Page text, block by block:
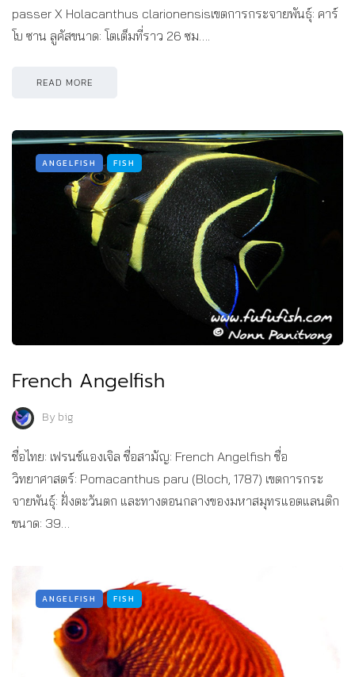
passer X Holacanthus clarionensisเขตการกระจายพันธุ์: คาร์
โบ ซาน ลูคัสขนาด: โตเต็มที่ราว 26 ซม….
READ MORE
ANGELFISH FISH
French Angelfish
Bybig
ชื่อไทย: เฟรนช์แองเจิล ชื่อสามัญ: French Angelfish ชื่อ
วิทยาศาสตร์: Pomacanthus paru (Bloch, 1787) เขตการกระ
จายพันธุ์: ฝั่งตะวันตก และทางตอนกลางของมหาสมุทรแอตแลนติก
ขนาด: 39…
ANGELFISH FISH